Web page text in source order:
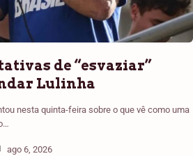
de “esvaziar”
Lulinha
nesta quinta-feira sobre o que vê como uma
ago 6, 2026